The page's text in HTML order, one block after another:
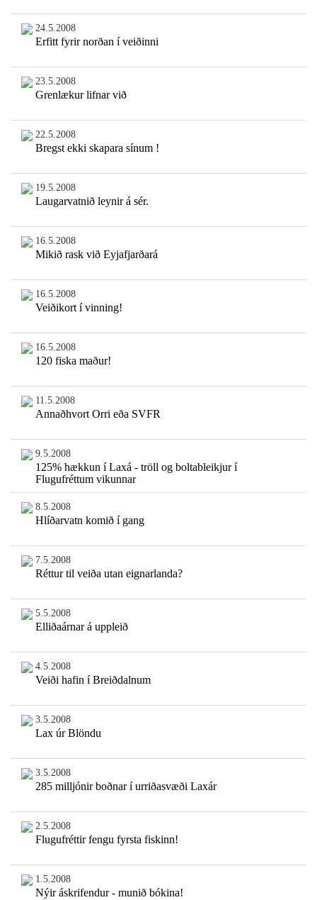
24.5.2008
Erfitt fyrir norðan í veiðinni
23.5.2008
Grenlækur lifnar við
22.5.2008
Bregst ekki skapara sínum !
19.5.2008
Laugarvatnið leynir á sér.
16.5.2008
Mikið rask við Eyjafjarðará
16.5.2008
Veiðikort í vinning!
16.5.2008
120 fiska maður!
11.5.2008
Annaðhvort Orri eða SVFR
9.5.2008
125% hækkun í Laxá - tröll og boltableikjur í
Flugufréttum vikunnar
8.5.2008
Hlíðarvatn komið í gang
7.5.2008
Réttur til veiða utan eignarlanda?
5.5.2008
Elliðaárnar á uppleið
4.5.2008
Veiði hafin í Breiðdalnum
3.5.2008
Lax úr Blöndu
3.5.2008
285 milljónir boðnar í urriðasvæði Laxár
2.5.2008
Flugufréttir fengu fyrsta fiskinn!
1.5.2008
Nýir áskrifendur - munið bókina!